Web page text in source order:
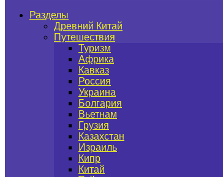
Разделы
Древний Китай
Путешествия
Туризм
Африка
Кавказ
Россия
Украина
Болгария
Вьетнам
Грузия
Казахстан
Израиль
Кипр
Китай